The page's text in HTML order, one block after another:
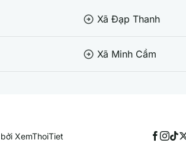
arrow_circle_right Xã Đạp Thanh
arrow_circle_right Xã Minh Cầm
XemThoiTiet